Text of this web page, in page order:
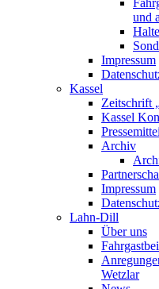
und
Impressum
Kassel
Zeitschrift
Kassel
Archiv
Impressum
Lahn-Dill
Über uns
Wetzlar